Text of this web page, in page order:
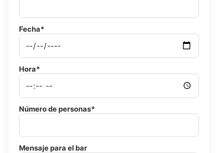
Fecha*
Hora*
Número de personas*
Mensaje para el bar